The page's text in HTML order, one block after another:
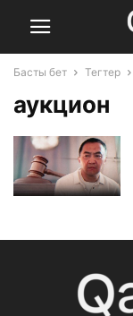
Басты бет Тегтер
аукцион